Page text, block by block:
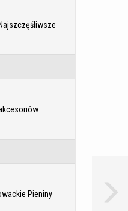
Pieniny